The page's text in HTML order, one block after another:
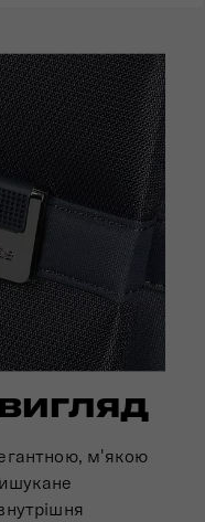
м'якою